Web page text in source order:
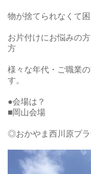
物が捨てられなくて
お片付けにお悩みの
方
様々な年代・ご職業
す。
●会場は？
■岡山会場
◎おかやま西川原プ